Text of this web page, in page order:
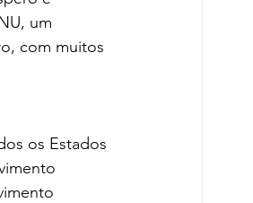
um
com muitos
os Estados